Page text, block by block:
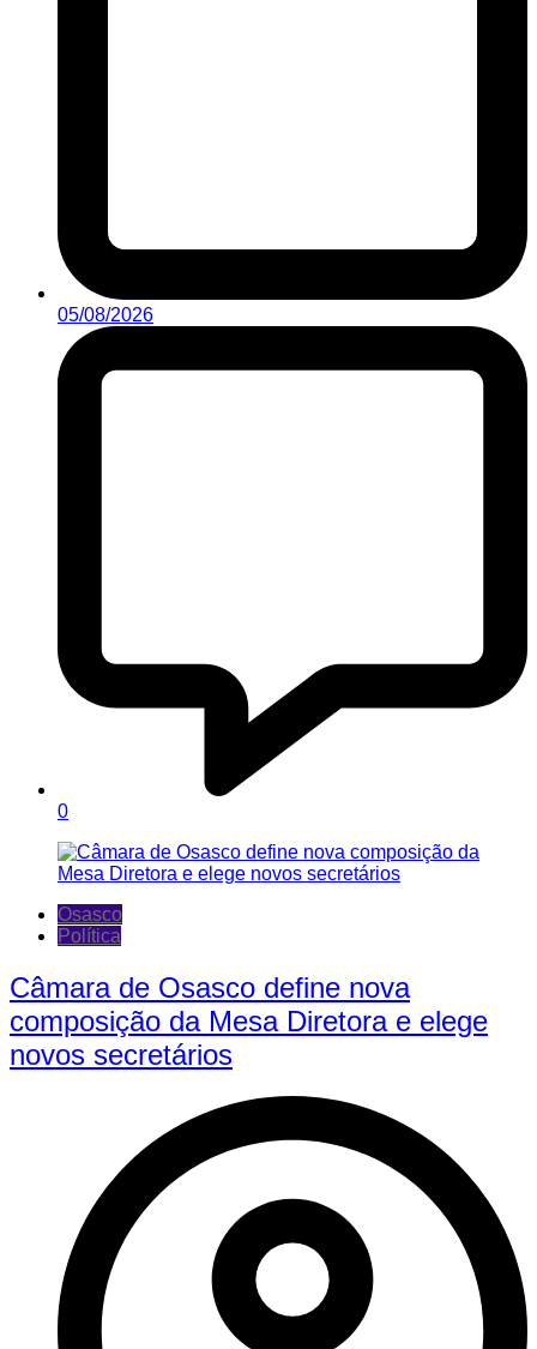
05/08/2026
0
Osasco
Política
Câmara de Osasco define nova
composição da Mesa Diretora e elege
novos secretários